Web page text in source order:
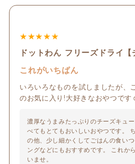
ドットわん フリーズドライ【
★★★★★
これがいちばん
いろいろなものを試しましたが、
のお気に入り!大好きなおやつで
濃厚なうまみたっぷりのチーズキュ
べてもとてもおいしいおやつです。
の他、少し細かくしてごはんの食い
ングなどにもおすすめです。 これか
いませ。